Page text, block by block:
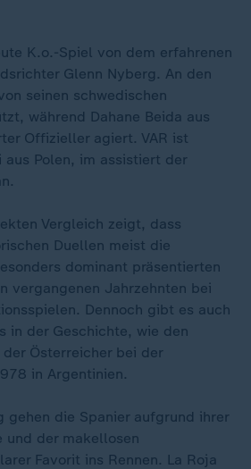
K.o.-Spiel von dem erfahrenen
Glenn Nyberg. An den
seinen schwedischen
während Dahane Beida aus
Offizieller agiert. VAR ist
aus Polen, im assistiert der
Vergleich zeigt, dass
Duellen meist die
dominant präsentierten
vergangenen Jahrzehnten bei
Dennoch gibt es auch
in der Geschichte, wie den
Österreicher bei der
in Argentinien.
gehen die Spanier aufgrund ihrer
und der makellosen
Favorit ins Rennen. La Roja